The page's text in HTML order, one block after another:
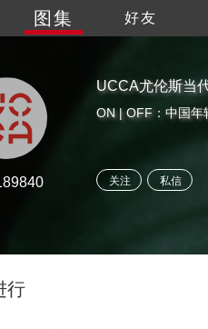
图集 好友
UCCA尤伦斯当
ON | OFF：中国年
关注 私信
行